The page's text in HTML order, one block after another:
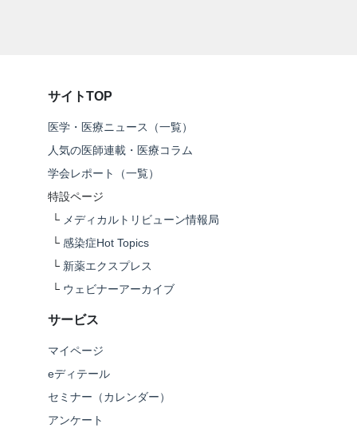
サイトTOP
医学・医療ニュース（一覧）
人気の医師連載・医療コラム
学会レポート（一覧）
特設ページ
└ メディカルトリビューン情報局
└ 感染症Hot Topics
└ 新薬エクスプレス
└ ウェビナーアーカイブ
サービス
マイページ
eディテール
セミナー（カレンダー）
アンケート